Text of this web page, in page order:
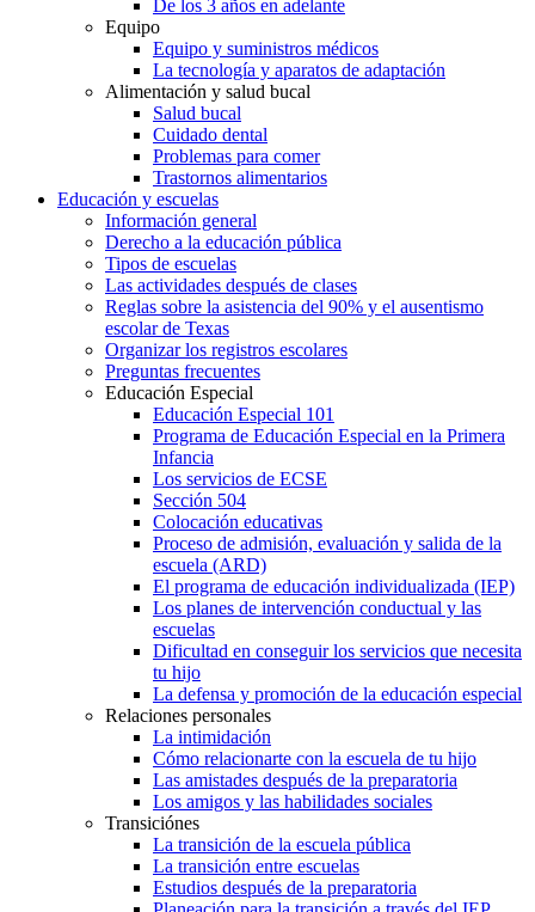
De los 3 años en adelante
Equipo
Equipo y suministros médicos
La tecnología y aparatos de adaptación
Alimentación y salud bucal
Salud bucal
Cuidado dental
Problemas para comer
Trastornos alimentarios
Educación y escuelas
Información general
Derecho a la educación pública
Tipos de escuelas
Las actividades después de clases
Reglas sobre la asistencia del 90% y el ausentismo
escolar de Texas
Organizar los registros escolares
Preguntas frecuentes
Educación Especial
Educación Especial 101
Programa de Educación Especial en la Primera
Infancia
Los servicios de ECSE
Sección 504
Colocación educativas
Proceso de admisión, evaluación y salida de la
escuela (ARD)
El programa de educación individualizada (IEP)
Los planes de intervención conductual y las
escuelas
Dificultad en conseguir los servicios que necesita
tu hijo
La defensa y promoción de la educación especial
Relaciones personales
La intimidación
Cómo relacionarte con la escuela de tu hijo
Las amistades después de la preparatoria
Los amigos y las habilidades sociales
Transiciónes
La transición de la escuela pública
La transición entre escuelas
Estudios después de la preparatoria